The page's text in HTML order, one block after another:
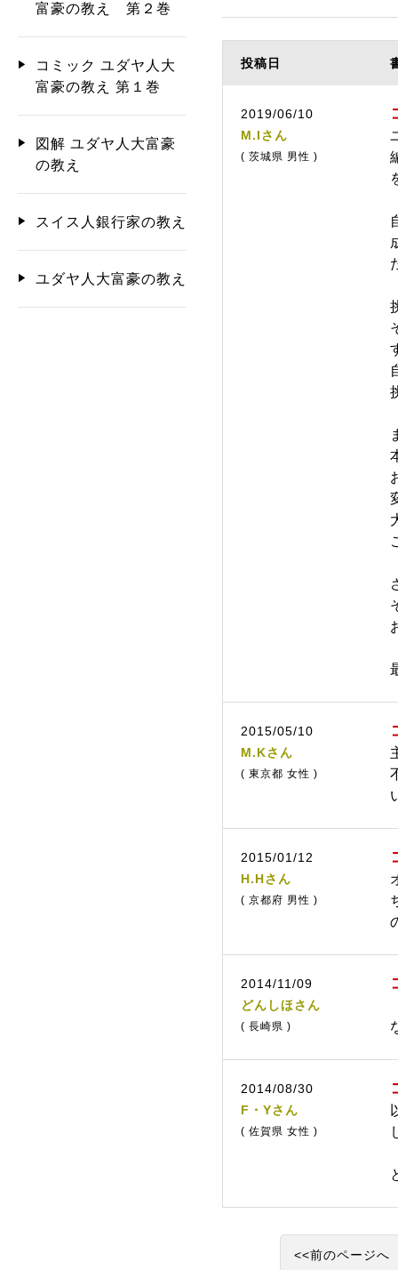
投稿日
2019/06/10
M.Iさん
( 茨城県 男性 )
2015/05/10
M.Kさん
( 東京都 女性 )
2015/01/12
H.Hさん
( 京都府 男性 )
2014/11/09
どんしほさん
( 長崎県 )
2014/08/30
F・Yさん
( 佐賀県 女性 )
<<前のページへ
富豪の教え 第２巻
コミック ユダヤ人大
富豪の教え 第１巻
図解 ユダヤ人大富豪
の教え
スイス人銀行家の教え
ユダヤ人大富豪の教え